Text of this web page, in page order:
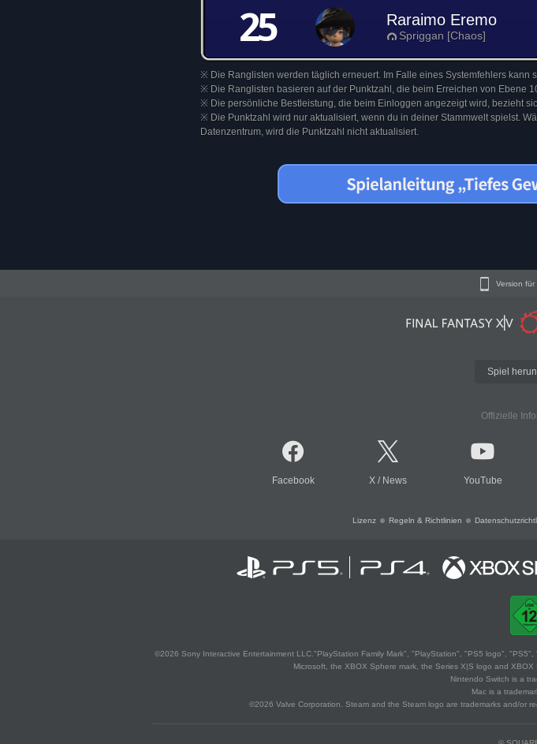
25 Raraimo Eremo
Spriggan [Chaos]
※ Die Ranglisten werden täglich erneuert. Im Falle eines Systemfehlers kann
※ Die Ranglisten basieren auf der Punktzahl, die beim Erreichen von Ebene
※ Die persönliche Bestleistung, die beim Einloggen angezeigt wird, bezieht
※ Die Punktzahl wird nur aktualisiert, wenn du in deiner Stammwelt spielst.
Datenzentrum, wird die Punktzahl nicht aktualisiert.
Version für
Spiel
Offizielle
Facebook X / News YouTube
Lizenz Regeln & Richtlinien
©2026 Sony Interactive Entertainment LLC."PlayStation Family Mark", "PlayStation", "PS5 logo",
Microsoft, the XBOX Sphere mark, the Series X|S logo and
Nintendo Switch is a
Mac is a
©2026 Valve Corporation. Steam and the Steam logo are trademarks and/or